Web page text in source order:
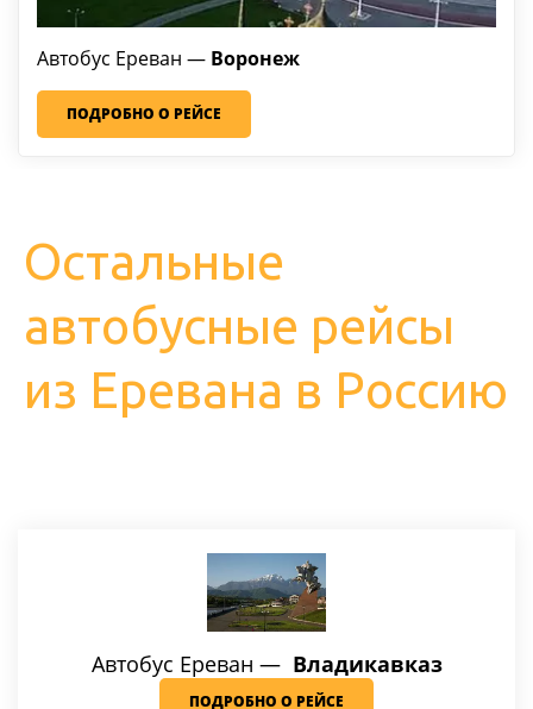
Автобус Ереван — Воронеж
ПОДРОБНО О РЕЙСЕ
Остальные
автобусные рейсы
из Еревана в Россию
Автобус Ереван — Владикавказ
ПОДРОБНО О РЕЙСЕ